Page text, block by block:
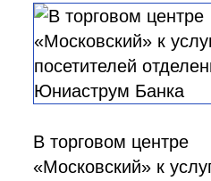
В торговом центре
«Московский» к